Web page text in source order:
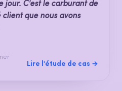
jour. C'est le carburant de
que nous avons
Lire l'étude de cas →